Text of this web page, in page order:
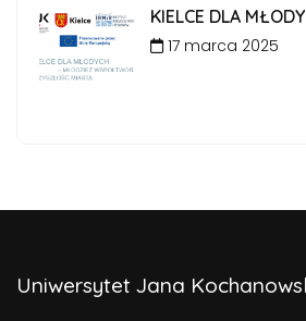
KIELCE DLA
17 marca 2025
Uniwersytet Jana